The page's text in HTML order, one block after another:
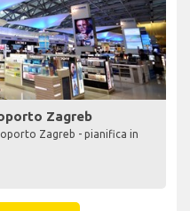
Zagreb
Zagreb - pianifica in